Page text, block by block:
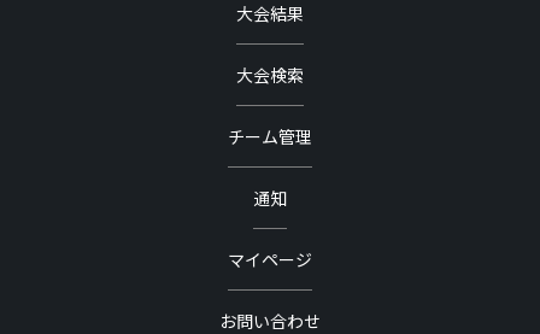
大会結果
大会検索
チーム管理
通知
マイページ
お問い合わせ